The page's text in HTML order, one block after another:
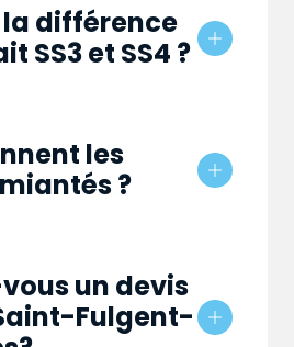
la différence
SS3 et SS4 ?
les
?
un devis
Fulgent-